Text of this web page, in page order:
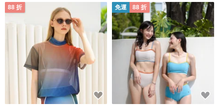
88 折 免運 88 折